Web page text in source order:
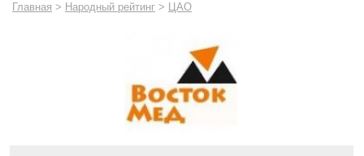
Главная > Народный рейтинг > ЦАО